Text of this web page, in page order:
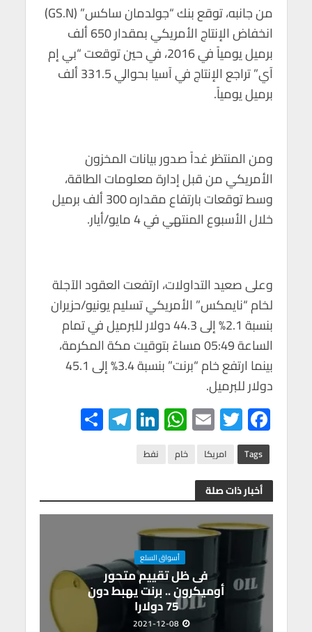
من جانبه، توقع بنك “جولدمان ساكس” (GS.N)
انخفاض الإنتاج الأمريكي بمقدار 650 ألف
برميل يومياً في 2016، في حين توقعت “بي إم
آي” تراجع الإنتاج في آسيا بحوالي 331.5 ألف
برميل يومياً.
ومن المنتظر غداً صدور بيانات المخزون
الأمريكي من قبل إدارة معلومات الطاقة،
وسط توقعات بارتفاع مقداره 300 ألف برميل
خلال الأسبوع المنتهي في 4 مايو/أيار.
وعلى صعيد التداولات، ارتفعت العقود الآجلة
لخام “نايمكس” الأمريكي تسليم يونيو/حزيران
بنسبة 2.1% إلى 44.3 دولار للبرميل في تمام
الساعة 05:49 مساءً بتوقيت مكة المكرمة،
بينما ارتفع خام “برنت” بنسبة 3.4% إلى 45.1
دولار للبرميل.
F
ac
e
b
o
o
T
wi
tt
er
E
m
ail
W
h
at
A
p
p
Li
n
n
Te
le
m
Tags امريكا خام نفط
أخبار ذات صلة
أسواق السلع
فى ظل تقييم متحور
أوميكرون .. برنت يهبط دون
75 دولارا
2021-12-08